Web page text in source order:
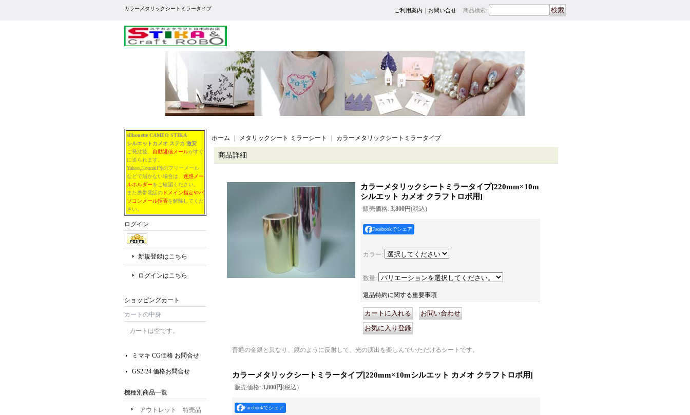
カラーメタリックシートミラータイプ ご利用案内 ｜ お問い合せ 商品検索:
silhouette CAMEO STIKA
シルエットカメオ ステカ 激安
ご発注後、 自動返信メールがすぐ
に送られます。
Yahoo,Hotmail等のフリーメール
などで届かない場合は、 迷惑メー
ルホルダーをご確認ください。
また携帯電話の ドメイン指定やパ
ソコンメール拒否を解除してくだ
さい。
ログイン
新規登録はこちら
ログインはこちら
ショッピングカート
カートの中身
カートは空です。
ミマキ CG価格 お問合せ
GS2-24 価格お問合せ
機種別商品一覧
アウトレット 特売品
ホーム メタリックシート ミラーシート カラーメタリックシートミラータイプ
商品詳細
カラーメタリックシートミラータイプ[220mm×10m
シルエット カメオ クラフトロボ用]
販売価格: 3,800円(税込)
Facebookでシェア
カラー:
数量:
返品特約に関する重要事項
普通の金銀と異なり、鏡のように反射して、光の演出を楽しんでいただけるシートです。
カラーメタリックシートミラータイプ[220mm×10mシルエット カメオ クラフトロボ用]
販売価格: 3,800円(税込)
Facebookでシェア